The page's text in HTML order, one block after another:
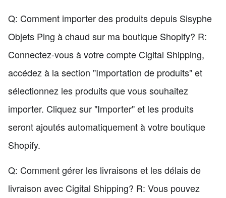
Q: Comment importer des produits depuis Sisyphe
Objets Ping à chaud sur ma boutique Shopify? R:
Connectez-vous à votre compte Cigital Shipping,
accédez à la section "Importation de produits" et
sélectionnez les produits que vous souhaitez
importer. Cliquez sur "Importer" et les produits
seront ajoutés automatiquement à votre boutique
Shopify.
Q: Comment gérer les livraisons et les délais de
livraison avec Cigital Shipping? R: Vous pouvez